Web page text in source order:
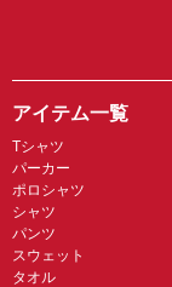
アイテム一覧
Tシャツ
パーカー
ポロシャツ
シャツ
パンツ
スウェット
タオル